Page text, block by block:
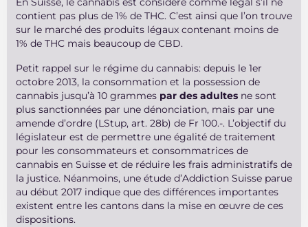
contient pas plus de 1% de THC. C’est ainsi que l’on trouve
sur le marché des produits légaux contenant moins de
1% de THC mais beaucoup de CBD.
Petit rappel sur le régime du cannabis: depuis le 1er
octobre 2013, la consommation et la possession de
cannabis jusqu’à 10 grammes par des adultesne sont
plus sanctionnées par une dénonciation, mais par une
amende d’ordre (LStup, art. 28b) de Fr 100.-. L’objectif du
législateur est de permettre une égalité de traitement
pour les consommateurs et consommatrices de
cannabis en Suisse et de réduire les frais administratifs de
la justice. Néanmoins, une étude d’Addiction Suisse parue
au début 2017 indique que des différences importantes
existent entre les cantons dans la mise en œuvre de ces
dispositions.